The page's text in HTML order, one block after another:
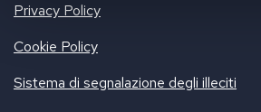
Privacy Policy
Cookie Policy
Sistema di segnalazione degli illeciti